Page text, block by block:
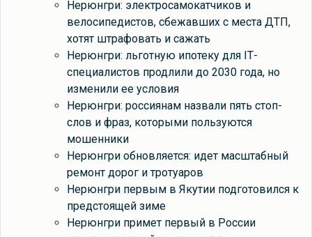
Нерюнгри: электросамокатчиков и
велосипедистов, сбежавших с места ДТП,
хотят штрафовать и сажать
Нерюнгри: льготную ипотеку для IТ-
специалистов продлили до 2030 года, но
изменили ее условия
Нерюнгри: россиянам назвали пять стоп-
слов и фраз, которыми пользуются
мошенники
Нерюнгри обновляется: идет масштабный
ремонт дорог и тротуаров
Нерюнгри первым в Якутии подготовился к
предстоящей зиме
Нерюнгри примет первый в России